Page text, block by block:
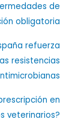
de
obligatoria
refuerza
resistencias
en
veterinarios?